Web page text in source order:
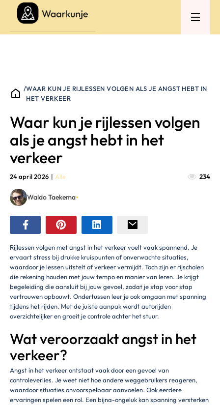
/WAAR KUN JE RIJLESSEN VOLGEN ALS JE ANGST HEBT IN
HET VERKEER
Waar kun je rijlessen volgen
als je angst hebt in het
verkeer
24 april 2026 | Alle 234
Waldo Taekema•
Rijlessen volgen met angst in het verkeer voelt vaak spannend. Je
ervaart stress bij drukke kruispunten of onverwachte situaties,
waardoor je lessen uitstelt of verkeer vermijdt. Toch zijn er rijscholen
die rekening houden met jouw tempo en manier van leren. Je krijgt
begeleiding die aansluit bij jouw gevoel, zodat je stap voor stap
vertrouwen opbouwt. Ondertussen leer je ook omgaan met spanning
tijdens het rijden. Met de juiste aanpak wordt autorijden
overzichtelijker en groeit je controle achter het stuur.
Wat veroorzaakt angst in het
verkeer?
Angst in het verkeer ontstaat vaak door een gevoel van
controleverlies. Je weet niet hoe andere weggebruikers reageren,
waardoor situaties onvoorspelbaar aanvoelen. Ook eerdere
ervaringen spelen een rol. Een bijna-ongeluk kan spanning versterken